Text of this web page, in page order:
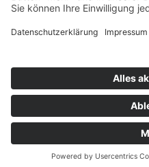
Die Innovation Salzburg
Salzburg und
Datenschutzerklärung
© 2026 Innovation